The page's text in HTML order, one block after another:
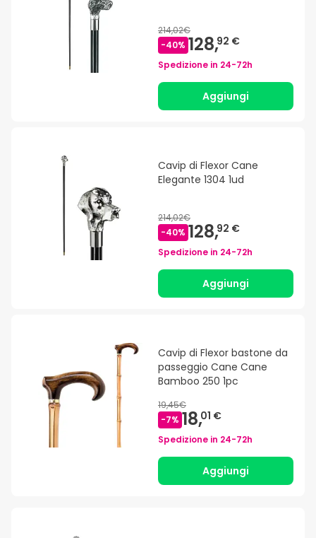
214,02€
-40% 128,92 €
Spedizione in 24-72h
Aggiungi
Cavip di Flexor Cane
Elegante 1304 1ud
214,02€
-40% 128,92 €
Spedizione in 24-72h
Aggiungi
Cavip di Flexor bastone da
passeggio Cane Cane
Bamboo 250 1pc
19,45€
-7% 18,01 €
Spedizione in 24-72h
Aggiungi